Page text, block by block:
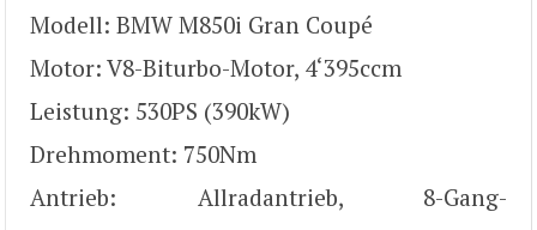
Modell: BMW M850i Gran Coupé
Motor: V8-Biturbo-Motor, 4‘395ccm
Leistung: 530PS (390kW)
Drehmoment: 750Nm
Antrieb: Allradantrieb, 8-Gang-